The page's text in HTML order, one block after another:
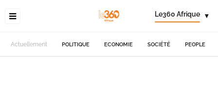
Le360 Afrique ▾
Actuellement POLITIQUE ECONOMIE SOCIÉTÉ PEOPLE